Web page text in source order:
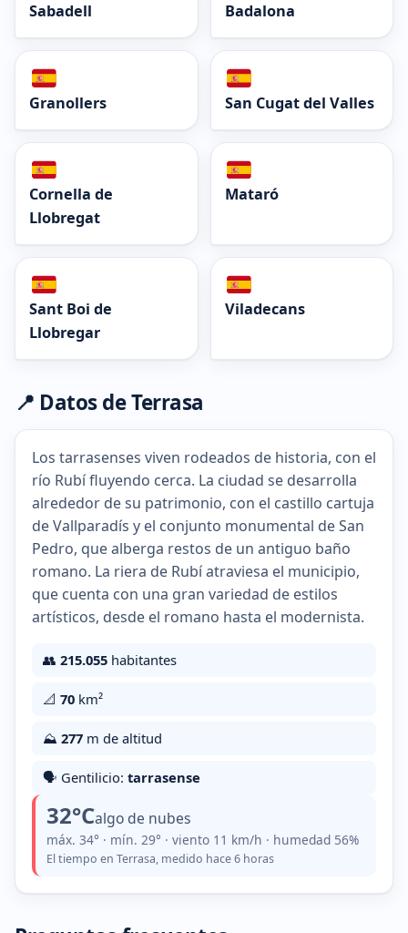
Sabadell Badalona
Granollers San Cugat del Valles
Cornella de
Llobregat
Mataró
Sant Boi de
Llobregar
Viladecans
📍 Datos de Terrasa
Los tarrasenses viven rodeados de historia, con el
río Rubí fluyendo cerca. La ciudad se desarrolla
alrededor de su patrimonio, con el castillo cartuja
de Vallparadís y el conjunto monumental de San
Pedro, que alberga restos de un antiguo baño
romano. La riera de Rubí atraviesa el municipio,
que cuenta con una gran variedad de estilos
artísticos, desde el romano hasta el modernista.
👥 215.055 habitantes
📐 70 km²
⛰️ 277 m de altitud
🗣️ Gentilicio: tarrasense
32°Calgo de nubes
máx. 34° · mín. 29° · viento 11 km/h · humedad 56%
El tiempo en Terrasa, medido hace 6 horas